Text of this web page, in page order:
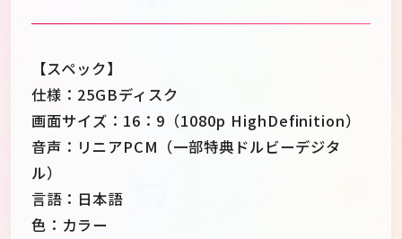
【スペック】
仕様：25GBディスク
画面サイズ：16：9（1080p HighDefinition）
音声：リニアPCM（一部特典ドルビーデジタ
ル）
言語：日本語
色：カラー